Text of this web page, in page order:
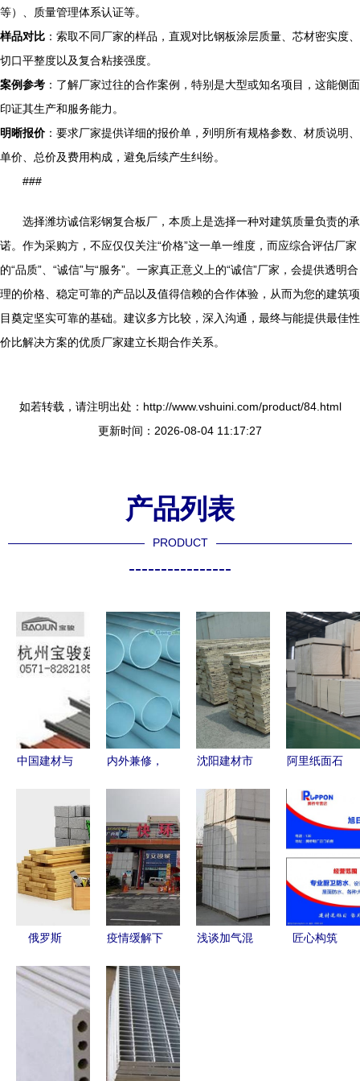
等）、质量管理体系认证等。
样品对比 ：索取不同厂家的样品，直观对比钢板涂层质量、芯材密实度、
切口平整度以及复合粘接强度。
案例参考 ：了解厂家过往的合作案例，特别是大型或知名项目，这能侧面
印证其生产和服务能力。
明晰报价：要求厂家提供详细的报价单，列明所有规格参数、材质说明、
单价、总价及费用构成，避免后续产生纠纷。
###
选择潍坊诚信彩钢复合板厂，本质上是选择一种对建筑质量负责的承
诺。作为采购方，不应仅仅关注“价格”这一单一维度，而应综合评估厂家
的“品质”、“诚信”与“服务”。一家真正意义上的“诚信”厂家，会提供透明合
理的价格、稳定可靠的产品以及值得信赖的合作体验，从而为您的建筑项
目奠定坚实可靠的基础。建议多方比较，深入沟通，最终与能提供最佳性
价比解决方案的优质厂家建立长期合作关系。
如若转载，请注明出处：http://www.vshuini.com/product/84.html
更新时间：2026-08-04 11:17:27
产品列表
PRODUCT
----------------
中国建材与
探寻建材资
讯中的协同
发展与创新
趋势
内外兼修，
SP-T-EP内
外涂塑钢管
应用解析
沈阳建材市
求趋势
2025年最
新解析
阿里纸面石
周兴建材的
甄选之选
俄罗斯
筑材料与五
疫情缓解下
材市场 繁
华再现，助
力城市复苏
浅谈加气混
匠心构筑